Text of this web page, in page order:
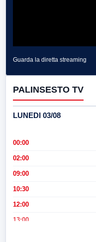
Guarda la diretta streaming
PALINSESTO TV
LUNEDI 03/08
00:00
02:00
09:00
10:30
12:00
13:00